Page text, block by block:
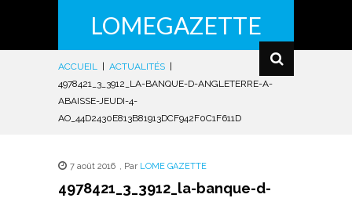
LOMEGAZETTE
ACCUEIL ACTUALITÉS
4978421_3_3912_LA-BANQUE-D-ANGLETERRE-A-
ABAISSE-JEUDI-4-
AO_44D2430E813B81913DCF942F0C1F611D
7 août 2016 , Par LOME GAZETTE
4978421_3_3912_la-banque-d-